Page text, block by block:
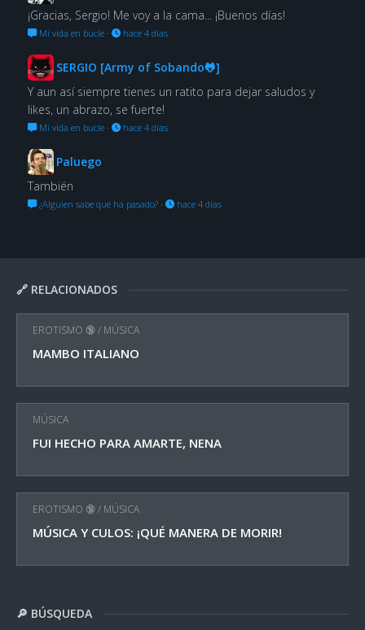
🔗 RELACIONADOS
EROTISMO 🔞/ MÚSICA
MAMBO ITALIANO
MÚSICA
FUI HECHO PARA AMARTE, NENA
EROTISMO 🔞/ MÚSICA
MÚSICA Y CULOS: ¡QUÉ MANERA DE MORIR!
🔎 BÚSQUEDA
¡Gracias, Sergio! Me voy a la cama... ¡Buenos días!
Mi vida en bucle· hace 4 días
SERGIO [Army of Sobando🐸]
Y aun así siempre tienes un ratito para dejar saludos y
likes, un abrazo, se fuerte!
Mi vida en bucle· hace 4 días
Paluego
También
¿Alguien sabe qué ha pasado?· hace 4 días